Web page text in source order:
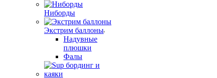
Ниборды
Экстрим баллоны
Надувные
плюшки
Фалы